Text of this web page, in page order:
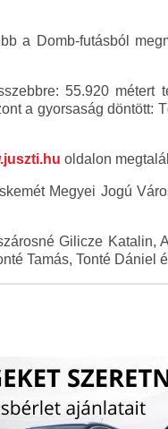
a Domb-futásból
55.920 métert
a gyorsaság döntött:
oldalon
Megyei Jogú
Gilicze Katalin,
Tamás, Tonté Dániel